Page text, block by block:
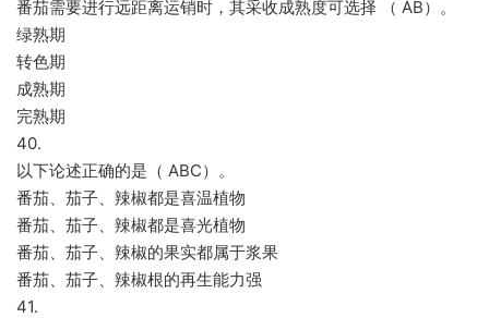
番茄需要进行远距离运销时，其采收成熟度可选择 （ AB）。
绿熟期
转色期
成熟期
完熟期
40.
以下论述正确的是（ ABC）。
番茄、茄子、辣椒都是喜温植物
番茄、茄子、辣椒都是喜光植物
番茄、茄子、辣椒的果实都属于浆果
番茄、茄子、辣椒根的再生能力强
41.